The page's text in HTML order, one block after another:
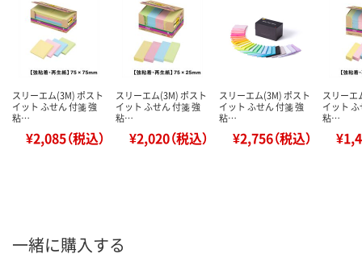
スリーエム(3M) ポスト
イット ふせん 付箋 強
粘…
¥2,085（税込）
スリーエム(3M) ポスト
イット ふせん 付箋 強
粘…
¥2,020（税込）
スリーエム(3M) ポスト
イット ふせん 付箋 強
粘…
¥2,756（税込）
スリーエ
イット
粘…
一緒に購入する